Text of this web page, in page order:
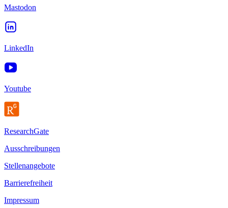
Mastodon
LinkedIn
Youtube
ResearchGate
Ausschreibungen
Stellenangebote
Barrierefreiheit
Impressum